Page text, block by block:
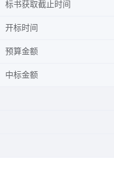
标书获取截止时间
开标时间
预算金额
中标金额